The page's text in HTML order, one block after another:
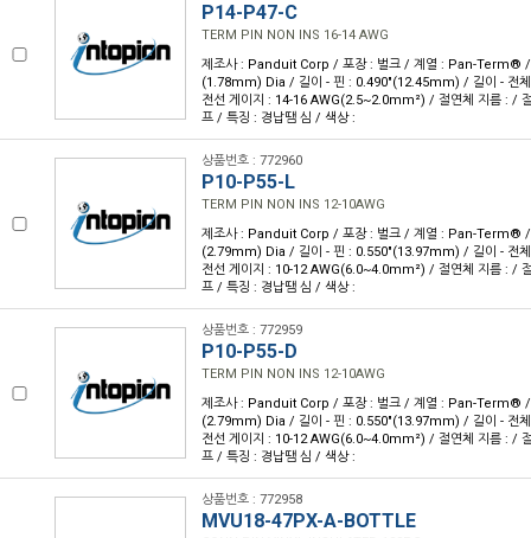
P14-P47-C
TERM PIN NON INS 16-14 AWG
제조사 : Panduit Corp / 포장 : 벌크 / 계열 : Pan-Term® /
(1.78mm) Dia / 길이 - 핀 : 0.490"(12.45mm) / 길이 - 전
전선 게이지 : 14-16 AWG(2.5~2.0mm²) / 절연체 지름 : /
프 / 특징 : 경납땜 심 / 색상 :
상품번호 : 772960
P10-P55-L
TERM PIN NON INS 12-10AWG
제조사 : Panduit Corp / 포장 : 벌크 / 계열 : Pan-Term® /
(2.79mm) Dia / 길이 - 핀 : 0.550"(13.97mm) / 길이 - 전
전선 게이지 : 10-12 AWG(6.0~4.0mm²) / 절연체 지름 : /
프 / 특징 : 경납땜 심 / 색상 :
상품번호 : 772959
P10-P55-D
TERM PIN NON INS 12-10AWG
제조사 : Panduit Corp / 포장 : 벌크 / 계열 : Pan-Term® /
(2.79mm) Dia / 길이 - 핀 : 0.550"(13.97mm) / 길이 - 전
전선 게이지 : 10-12 AWG(6.0~4.0mm²) / 절연체 지름 : /
프 / 특징 : 경납땜 심 / 색상 :
상품번호 : 772958
MVU18-47PX-A-BOTTLE